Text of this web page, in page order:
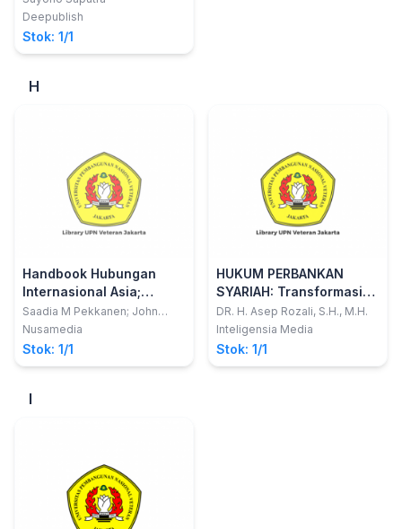
Deepublish
Stok: 1/1
H
Handbook Hubungan
Internasional Asia;
Hubungan Ekonomi Luar
Negeri Asia Tengah
Saadia M Pekkanen; John
Ravenhill; Rosemary Foot
Nusamedia
Stok: 1/1
HUKUM PERBANKAN
SYARIAH: Transformasi
dan Formulasi Asas
Hukum Islamdemi
Mewujudkan Maqashid
Al-Syari
DR. H. Asep Rozali, S.H., M.H.
Inteligensia Media
Stok: 1/1
I